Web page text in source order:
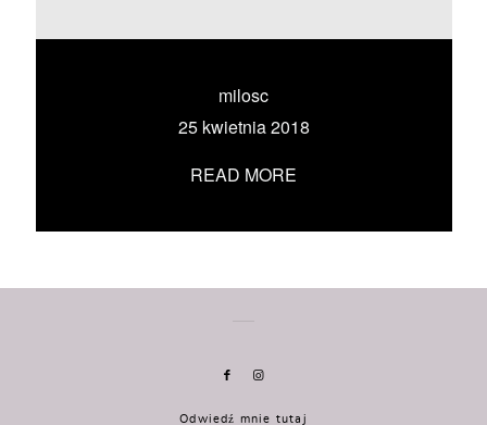
milosc
25 kwietnia 2018
READ MORE
UMÓW SIĘ ZE MNĄ →
Odwiedź mnie tutaj